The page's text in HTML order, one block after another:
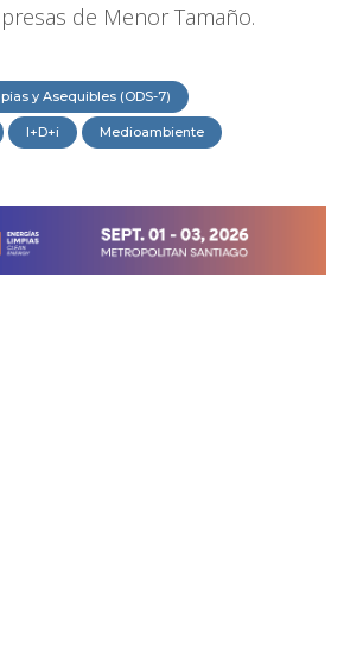
de Menor Tamaño.
y Asequibles (ODS-7)
I+D+i Medioambiente